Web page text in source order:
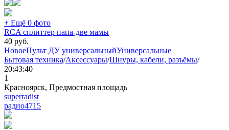
+ Ещё 0 фото
RCA сплиттер папа-две мамы
40 руб.
НовоеПульт ДУ универсальныйУниверсальные
Бытовая техника/Аксессуары/Шнуры, кабели, разъёмы/
20:43:40
1
Красноярск, Предмостная площадь
superradist
радио4715